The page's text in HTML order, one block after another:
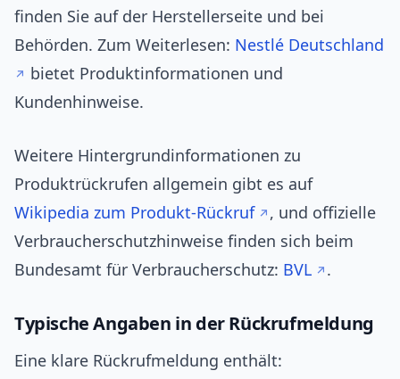
finden Sie auf der Herstellerseite und bei
Behörden. Zum Weiterlesen: Nestlé Deutschland
bietet Produktinformationen und
Kundenhinweise.
Weitere Hintergrundinformationen zu
Produktrückrufen allgemein gibt es auf
Wikipedia zum Produkt-Rückruf
, und offizielle
Verbraucherschutzhinweise finden sich beim
Bundesamt für Verbraucherschutz: BVL .
Typische Angaben in der Rückrufmeldung
Eine klare Rückrufmeldung enthält: